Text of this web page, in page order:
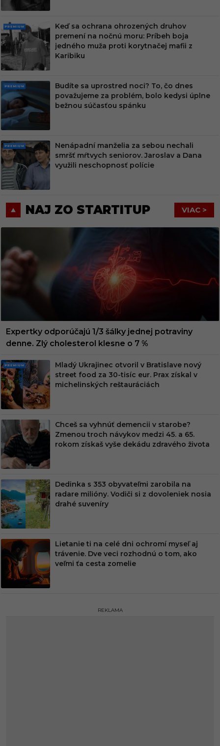
PRE
MIU
M
Keď sa ochrana ohrozených druhov
premení na nočnú moru: Príbeh boja
jedného muža proti korytnačej mafii z
Karibiku
PRE
MIU
M
Budíte sa uprostred noci? To, čo dnes
považujeme za problém, bolo kedysi úplne
bežnou súčasťou spánku
PRE
MIU
M
Nenápadní manželia za sebou nechali
smršť mŕtvych seniorov. Jaroslav a Dana
využili neschopnosť polície
NAJ ZO STARTITUP VIAC >
Expertky odporúčajú 1/3 šálky jednej potraviny
denne. Zlý cholesterol klesne o 7 %
PRE
MIU
M
Mladý Ukrajinec otvoril v Bratislave nový
street food za 30-tisíc eur. Prax získal v
michelinských reštauráciách
Chceš sa vyhnúť demencii v starobe?
Zmenou troch návykov medzi 45. a 65.
rokom získaš vyše dekádu zdravého života
Dedinka s 353 obyvateľmi zarobila na
radare milióny. Vodiči si z dovoleniek nosia
drahé suveníry
Lietanie ti na celé dni ochromí myseľ aj
trávenie. Dve veci rozhodnú o tom, ako
veľmi ťa cesta zomelie
REKLAMA